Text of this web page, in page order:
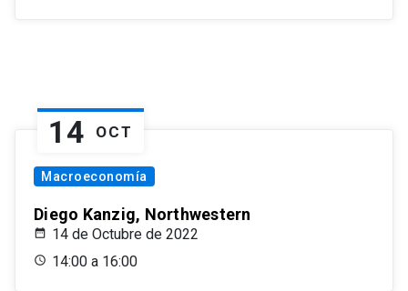
14 OCT
Macroeconomía
Diego Kanzig, Northwestern
14 de Octubre de 2022
14:00 a 16:00